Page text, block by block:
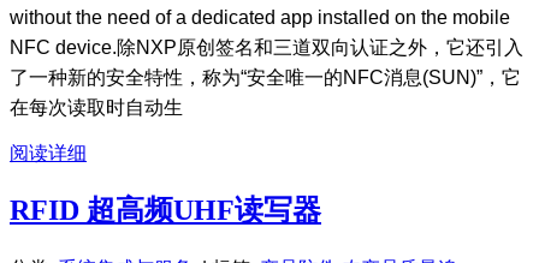
without the need of a dedicated app installed on the mobile
NFC device.除NXP原创签名和三道双向认证之外，它还引入
了一种新的安全特性，称为“安全唯一的NFC消息(SUN)”，它
在每次读取时自动生
阅读详细
RFID 超高频UHF读写器